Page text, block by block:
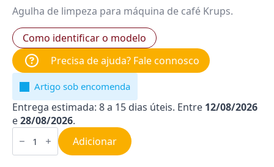
Agulha de limpeza para máquina de café Krups.
Como identificar o modelo
Precisa de ajuda? Fale connosco
Artigo sob encomenda
Entrega estimada: 8 a 15 dias úteis. Entre 12/08/2026
e28/08/2026.
Quantidade
de
de
Adicionar